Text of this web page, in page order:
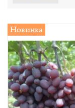
Новинка